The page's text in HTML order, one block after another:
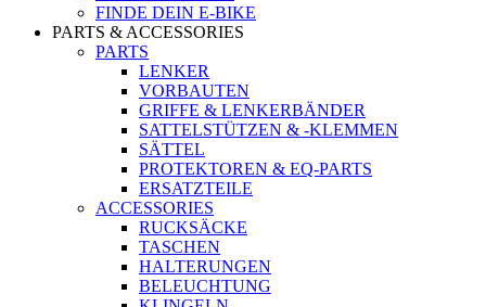
FINDE DEIN E-BIKE
PARTS & ACCESSORIES
PARTS
LENKER
VORBAUTEN
GRIFFE & LENKERBÄNDER
SATTELSTÜTZEN & -KLEMMEN
SÄTTEL
PROTEKTOREN & EQ-PARTS
ERSATZTEILE
ACCESSORIES
RUCKSÄCKE
TASCHEN
HALTERUNGEN
BELEUCHTUNG